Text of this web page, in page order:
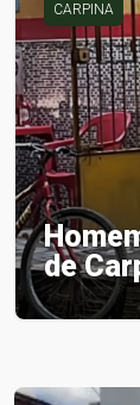
CARPINA
de